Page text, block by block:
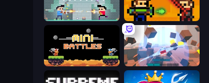
Castle Wars: New Era Castle Wars: Modern
12 MiniBattles Cubic Rush